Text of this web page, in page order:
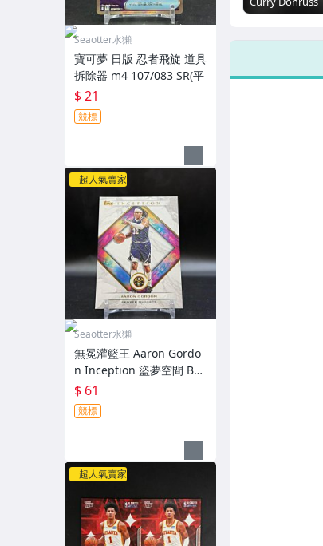
戰術版特卡
特卡兩張一起標
Seaotter水獺
寶可夢 日版 忍者飛旋 道具
拆除器 m4 107/083 SR(平
$ 21
競標
超人氣賣家
Seaotter水獺
無冕灌籃王 Aaron Gordo
n Inception 盜夢空間 Bas
e（1
$ 61
競標
超人氣賣家